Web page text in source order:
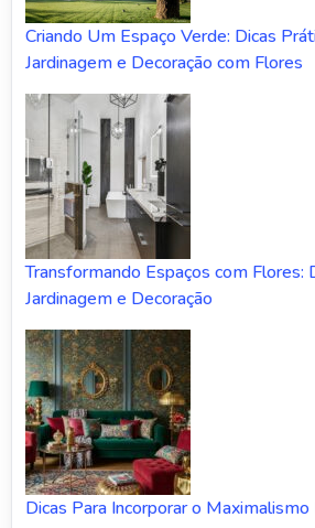
Criando Um Espaço Verde: Dicas
Jardinagem e Decoração com Flores
Transformando Espaços com Flores:
Jardinagem e Decoração
Dicas Para Incorporar o Maximalismo